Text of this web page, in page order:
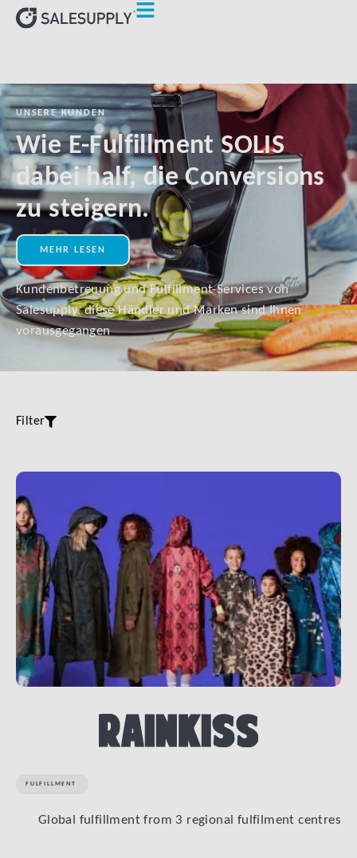
UNSERE KUNDEN
Wie E-Fulfillment SOLIS
dabei half, die Conversions
zu steigern.
MEHR LESEN
Kundenbetreuung und Fulfillment-Services von
Salesupply, diese Händler und Marken sind Ihnen
vorausgegangen
Filter
FULFILLMENT
Global fulfillment from 3 regional fulfilment centres